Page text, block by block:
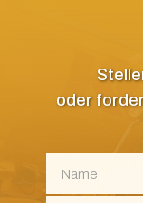
oder